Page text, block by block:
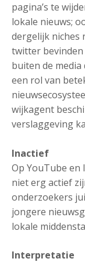
pagina’s te
lokale nieuws;
dergelijk niches
twitter bevinden
buiten de
een rol van
wijkagent
verslaggeving
Inactief
Op YouTube en
niet erg actief
onderzoekers
jongere
lokale
Interpretatie